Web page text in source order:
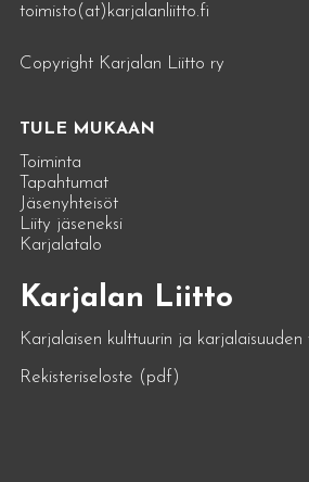
toimisto(at)karjalanliitto.fi
Copyright Karjalan Liitto ry
TULE MUKAAN
Toiminta
Tapahtumat
Jäsenyhteisöt
Liity jäseneksi
Karjalatalo
Karjalan Liitto
Karjalaisen kulttuurin ja karjalaisuuden
Rekisteriseloste (pdf)